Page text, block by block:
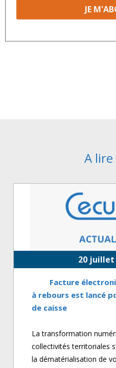
A lire
20 juillet
Facture
à rebours est lancé
de caisse
La transformation
collectivités territoriales
la dématérialisation de